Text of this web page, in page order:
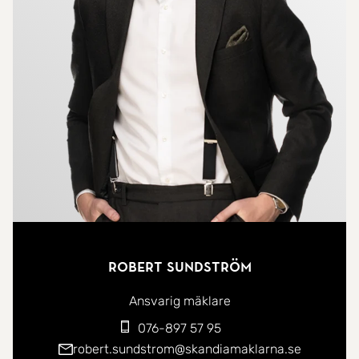
avfuktning samt en specialbeställd bänkskiva som
fungerar som handfat och löper vidare ovanför
tvättmaskinen.
Vidare in i bostaden öppnar kök och vardagsrum
upp i en social och öppen planlösning. Köket är
smakfullt utformat med träfronter som bryts av
mot en ljus bänkskiva. Bänkskivan är
specialbeställd med integrerad diskho i samma
sten, vilket ger ett enhetligt uttryck och en tålig
köksön, diskmaskin, kyl och frys samt kombinerad
ugn och mikro. Goda arbetsytor och förvaring i
flertalet skåp. Intill fönstret ryms en matplats för
upp till fyra personer.
Robert Sundström
Ansvarig mäklare
076-897 57 95
robert.sundstrom@skandiamaklarna.se